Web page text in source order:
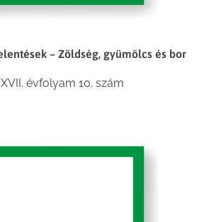
– Zöldség, gyümölcs és bor
XVII. évfolyam 10. szám